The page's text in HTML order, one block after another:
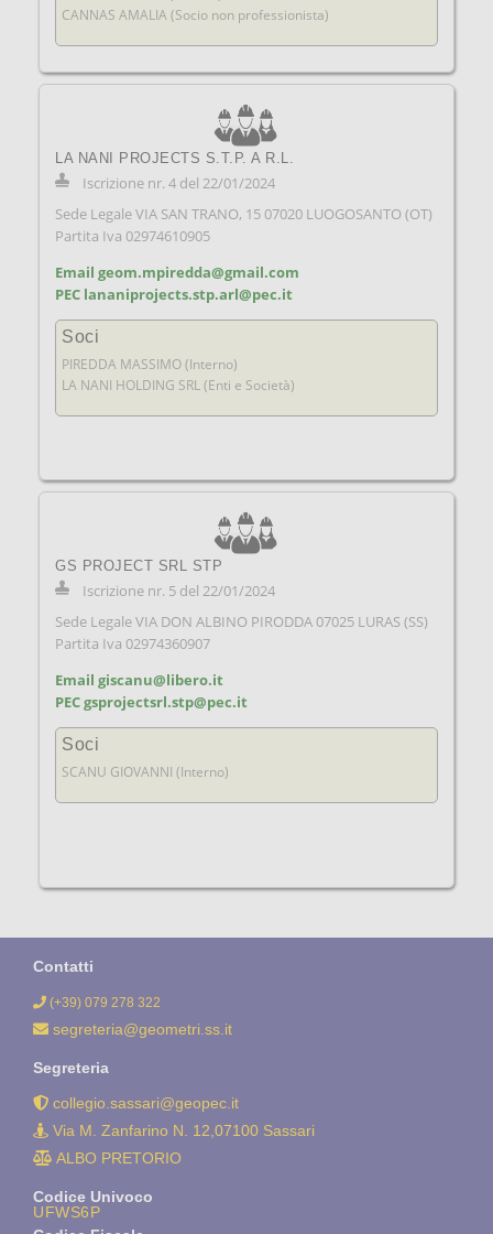
CANNAS AMALIA (Socio non professionista)
LA NANI PROJECTS S.T.P. A R.L.
Iscrizione nr. 4 del 22/01/2024
Sede Legale VIA SAN TRANO, 15 07020 LUOGOSANTO (OT)
Partita Iva 02974610905
Email geom.mpiredda@gmail.com
PEC lananiprojects.stp.arl@pec.it
Soci
PIREDDA MASSIMO (Interno)
LA NANI HOLDING SRL (Enti e Società)
GS PROJECT SRL STP
Iscrizione nr. 5 del 22/01/2024
Sede Legale VIA DON ALBINO PIRODDA 07025 LURAS (SS)
Partita Iva 02974360907
Email giscanu@libero.it
PEC gsprojectsrl.stp@pec.it
Soci
SCANU GIOVANNI (Interno)
Contatti
(+39) 079 278 322
segreteria@geometri.ss.it
Segreteria
collegio.sassari@geopec.it
Via M. Zanfarino N. 12,07100 Sassari
ALBO PRETORIO
Codice Univoco
UFWS6P